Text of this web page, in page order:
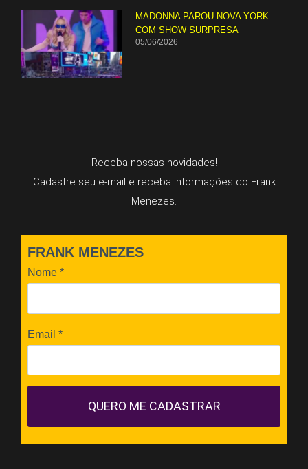
MADONNA PAROU NOVA YORK
COM SHOW SURPRESA
05/06/2026
Receba nossas novidades!
Cadastre seu e-mail e receba informações do Frank
Menezes.
FRANK MENEZES
Nome *
Email *
QUERO ME CADASTRAR